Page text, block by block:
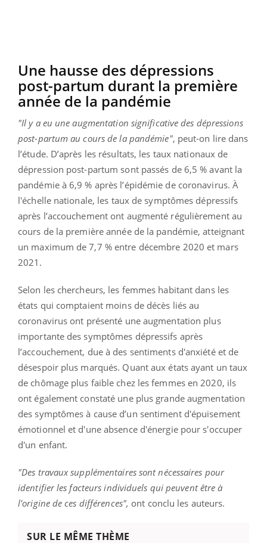
Une hausse des dépressions
post-partum durant la première
année de la pandémie
"Il y a eu une augmentation significative des dépressions
post-partum au cours de la pandémie", peut-on lire dans
l’étude. D’après les résultats, les taux nationaux de
dépression post-partum sont passés de 6,5 % avant la
pandémie à 6,9 % après l’épidémie de coronavirus. À
l'échelle nationale, les taux de symptômes dépressifs
après l’accouchement ont augmenté régulièrement au
cours de la première année de la pandémie, atteignant
un maximum de 7,7 % entre décembre 2020 et mars
2021.
Selon les chercheurs, les femmes habitant dans les
états qui comptaient moins de décès liés au
coronavirus ont présenté une augmentation plus
importante des symptômes dépressifs après
l’accouchement, due à des sentiments d'anxiété et de
désespoir plus marqués. Quant aux états ayant un taux
de chômage plus faible chez les femmes en 2020, ils
ont également constaté une plus grande augmentation
des symptômes à cause d’un sentiment d'épuisement
émotionnel et d'une absence d'énergie pour s'occuper
d'un enfant.
"Des travaux supplémentaires sont nécessaires pour
identifier les facteurs individuels qui peuvent être à
l'origine de ces différences", ont conclu les auteurs.
SUR LE MÊME THÈME